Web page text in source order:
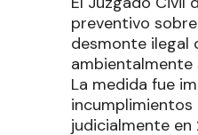
preventivo
desmonte ilegal
ambientalmente
La medida fue
judicialmente en